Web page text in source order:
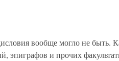
вообще могло не быть.
эпиграфов и прочих